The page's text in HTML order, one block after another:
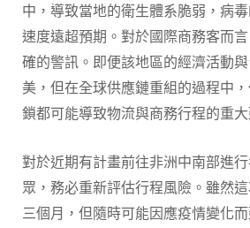
中，導致當地的衛生體系脆弱，病
速度遠超預期。對於國際商務客而
確的警訊。即便該地區的經濟活動
美，但在全球供應鏈重組的過程中
鎖都可能導致物流與商務行程的重大
對於近期有計畫前往非洲中南部進
眾，務必重新評估行程風險。雖然
三個月，但隨時可能因應疫情變化